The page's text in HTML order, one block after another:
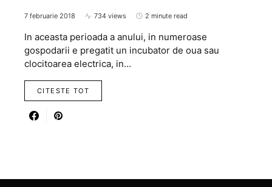
7 februarie 2018 734 views 2 minute read
In aceasta perioada a anului, in numeroase
gospodarii e pregatit un incubator de oua sau
clocitoarea electrica, in…
CITESTE TOT